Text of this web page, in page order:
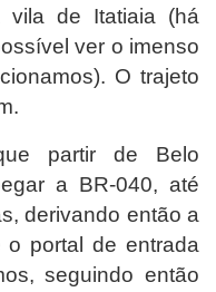
vila de Itatiaia (há
ver o imenso
O trajeto
partir de Belo
a BR-040, até
derivando então a
o portal de entrada
seguindo então